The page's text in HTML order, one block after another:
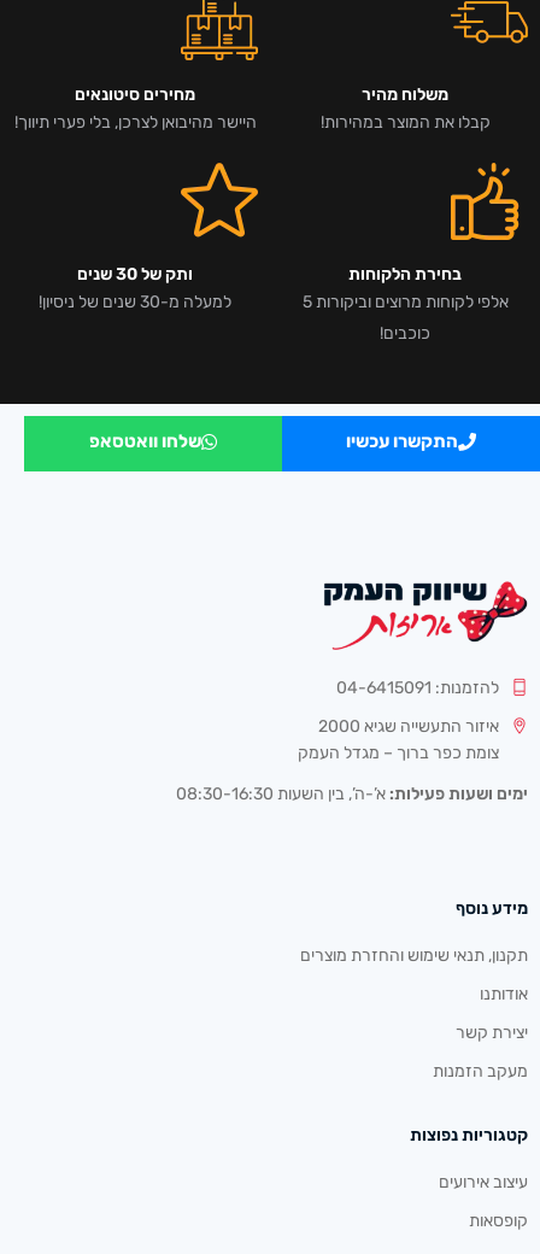
משלוח מהיר
קבלו את המוצר במהירות!
מחירים סיטונאים
היישר מהיבואן לצרכן, בלי פערי תיווך!
בחירת הלקוחות
אלפי לקוחות מרוצים וביקורות 5
כוכבים!
ותק של 30 שנים
למעלה מ-30 שנים של ניסיון!
התקשרו עכשיו שלחו וואטסאפ
להזמנות: 04-6415091
איזור התעשייה שגיא 2000
צומת כפר ברוך – מגדל העמק
ימים ושעות פעילות: א’-ה’, בין השעות 08:30-16:30
מידע נוסף
תקנון, תנאי שימוש והחזרת מוצרים
אודותנו
יצירת קשר
מעקב הזמנות
קטגוריות נפוצות
עיצוב אירועים
קופסאות